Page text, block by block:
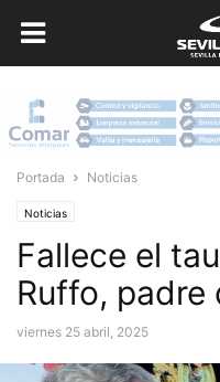
Portada Noticias
Noticias
Fallece el
Ruffo, padre
viernes 25 abril, 2025